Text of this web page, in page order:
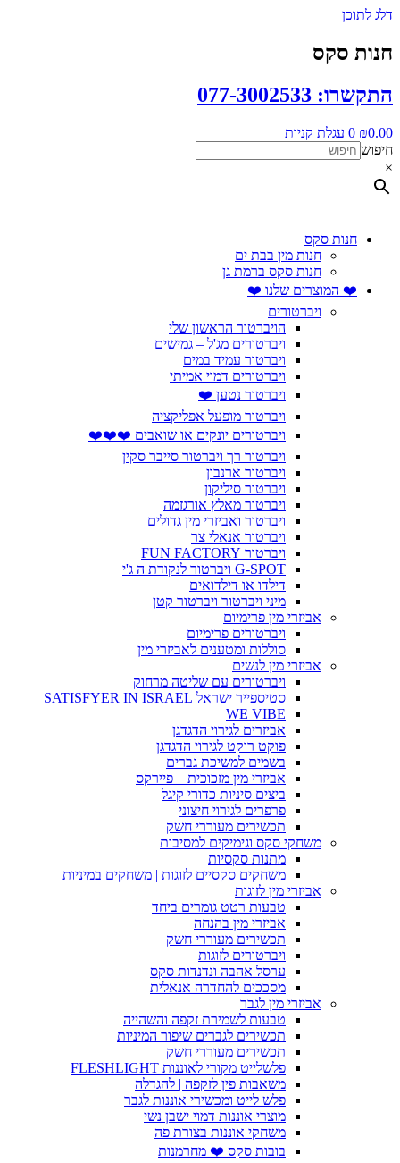
דלג לתוכן
חנות סקס
התקשרו: 077-3002533
₪0.00
0 עגלת קניות
חיפוש
×
חנות סקס
חנות מין בבת ים
חנות סקס ברמת גן
❤️ המוצרים שלנו ❤️
ויברטורים
הויברטור הראשון שלי
ויברטורים מג'ל – גמישים
ויברטור עמיד במים
ויברטורים דמוי אמיתי
ויברטור נטען ❤️
ויברטור מופעל אפליקציה
ויברטורים יונקים או שואבים ❤️❤️❤️
ויברטור רך ויברטור סייבר סקין
ויברטור ארנבון
ויברטור סיליקון
ויברטור מאלץ אורגזמה
ויברטור ואביזרי מין גדולים
ויברטור אנאלי צר
ויברטור FUN FACTORY
G-SPOT ויברטור לנקודת ה ג'י
דילדו או דילדואים
מיני ויברטור ויברטור קטן
אביזרי מין פרימיום
ויברטורים פרימיום
סוללות ומטענים לאביזרי מין
אביזרי מין לנשים
ויברטורים עם שליטה מרחוק
סטיספייר ישראל SATISFYER IN ISRAEL
WE VIBE
אביזרים לגירוי הדגדגן
פוקט רוקט לגירוי הדגדגן
בשמים למשיכת גברים
אביזרי מין מזכוכית – פיירקס
ביצים סיניות כדורי קיגל
פרפרים לגירוי חיצוני
תכשירים מעוררי חשק
משחקי סקס וגימיקים למסיבות
מתנות סקסיות
משחקים סקסיים לזוגות | משחקים במיניות
אביזרי מין לזוגות
טבעות רטט גומרים ביחד
אביזרי מין בהנחה
תכשירים מעוררי חשק
ויברטורים לזוגות
ערסל אהבה ונדנדות סקס
מסככים להחדרה אנאלית
אביזרי מין לגבר
טבעות לשמירת זקפה והשהייה
תכשירים לגברים שיפור המיניות
תכשירים מעוררי חשק
פלשלייט מקורי לאוננות FLESHLIGHT
משאבות פין לזקפה | להגדלה
פלש לייט ומכשירי אוננות לגבר
מוצרי אוננות דמוי ישבן נשי
משחקי אוננות בצורת פה
בובות סקס ❤️ מחרמנות